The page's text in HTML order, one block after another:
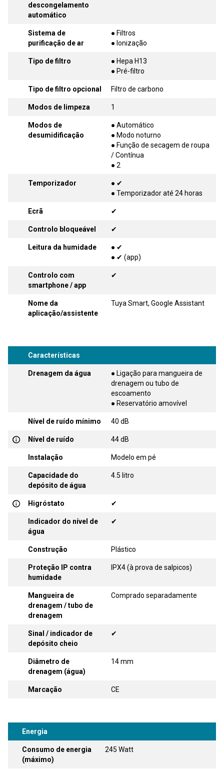
descongelamento
automático
Sistema de
purificação de ar
● Filtros
● Ionização
Tipo de filtro
● Hepa H13
● Pré-filtro
Tipo de filtro opcional Filtro de carbono
Modos de limpeza 1
Modos de
desumidificação
● Automático
● Modo noturno
● Função de secagem de roupa
/ Contínua
● 2
Temporizador
● ✔
● Temporizador até 24 horas
Ecrã ✔
Controlo bloqueável ✔
Leitura da humidade
● ✔
● ✔ (app)
Controlo com
smartphone / app
✔
Nome da
aplicação/assistente
Tuya Smart, Google Assistant
Características
Drenagem da água
● Ligação para mangueira de
drenagem ou tubo de
escoamento
● Reservatório amovível
Nível de ruído mínimo 40 dB
Nível de ruído 44 dB
Instalação Modelo em pé
Capacidade do
depósito de água
4.5 litro
Higróstato ✔
Indicador do nível de
água
✔
Construção Plástico
Proteção IP contra
humidade
IPX4 (à prova de salpicos)
Mangueira de
drenagem / tubo de
drenagem
Comprado separadamente
Sinal / indicador de
depósito cheio
✔
Diâmetro de
drenagem (água)
14 mm
Marcação CE
Energia
Consumo de energia
(máximo)
245 Watt